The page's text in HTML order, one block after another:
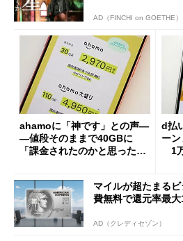
AD（FINCHI on GOETHE）
ahamoに「神です」との声―
―値段そのままで40GBに
「課金されたのかと思った」
d払
ーン
1
マイルが超たまる
費無料で還元率最
AD（クレディセゾン）